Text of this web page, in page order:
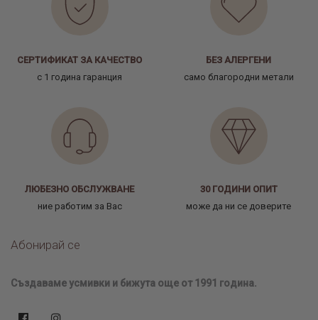
СЕРТИФИКАТ ЗА КАЧЕСТВО
с 1 година гаранция
БЕЗ АЛЕРГЕНИ
само благородни метали
ЛЮБЕЗНО ОБСЛУЖВАНЕ
ние работим за Вас
30 ГОДИНИ ОПИТ
може да ни се доверите
Абонирай се
Създаваме усмивки и бижута още от 1991 година.